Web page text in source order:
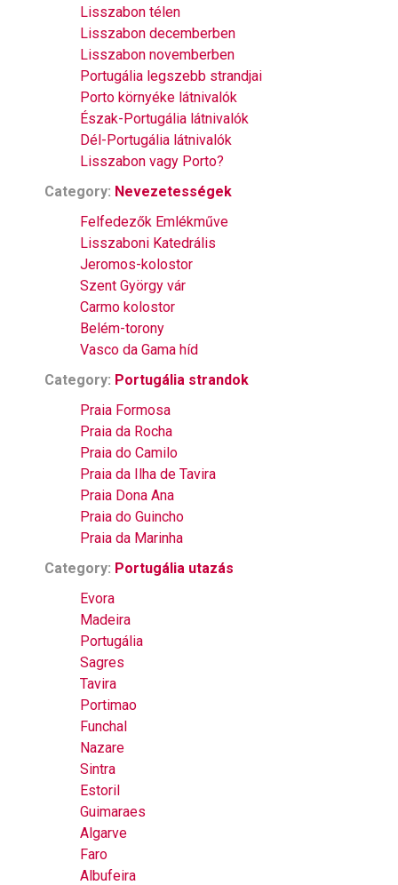
Lisszabon télen
Lisszabon decemberben
Lisszabon novemberben
Portugália legszebb strandjai
Porto környéke látnivalók
Észak-Portugália látnivalók
Dél-Portugália látnivalók
Lisszabon vagy Porto?
Category: Nevezetességek
Felfedezők Emlékműve
Lisszaboni Katedrális
Jeromos-kolostor
Szent György vár
Carmo kolostor
Belém-torony
Vasco da Gama híd
Category: Portugália strandok
Praia Formosa
Praia da Rocha
Praia do Camilo
Praia da Ilha de Tavira
Praia Dona Ana
Praia do Guincho
Praia da Marinha
Category: Portugália utazás
Evora
Madeira
Portugália
Sagres
Tavira
Portimao
Funchal
Nazare
Sintra
Estoril
Guimaraes
Algarve
Faro
Albufeira